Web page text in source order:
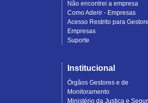
Não encontrei a empresa
Como Aderir - Empresas
Acesso Restrito para
Empresas
Suporte
Institucional
Órgãos Gestores e de
Monitoramento
Ministério da Justiça e